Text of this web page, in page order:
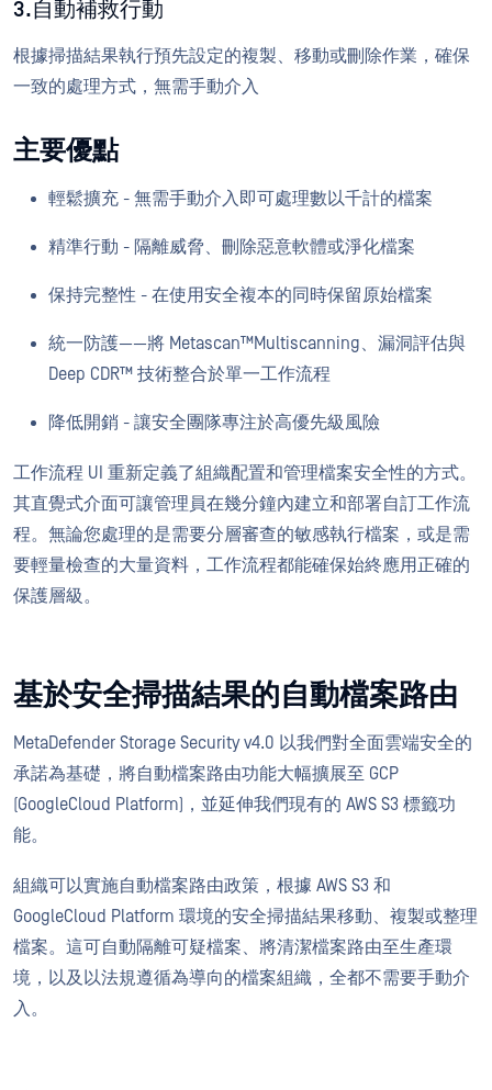
3.自動補救行動
根據掃描結果執行預先設定的複製、移動或刪除作業，確保
一致的處理方式，無需手動介入
主要優點
輕鬆擴充 - 無需手動介入即可處理數以千計的檔案
精準行動 - 隔離威脅、刪除惡意軟體或淨化檔案
保持完整性 - 在使用安全複本的同時保留原始檔案
統一防護——將 Metascan™Multiscanning、漏洞評估與
Deep CDR™ 技術整合於單一工作流程
降低開銷 - 讓安全團隊專注於高優先級風險
工作流程 UI 重新定義了組織配置和管理檔案安全性的方式。
其直覺式介面可讓管理員在幾分鐘內建立和部署自訂工作流
程。無論您處理的是需要分層審查的敏感執行檔案，或是需
要輕量檢查的大量資料，工作流程都能確保始終應用正確的
保護層級。
基於安全掃描結果的自動檔案路由
MetaDefender Storage Security v4.0 以我們對全面雲端安全的
承諾為基礎，將自動檔案路由功能大幅擴展至 GCP
(GoogleCloud Platform)，並延伸我們現有的 AWS S3 標籤功
能。
組織可以實施自動檔案路由政策，根據 AWS S3 和
GoogleCloud Platform 環境的安全掃描結果移動、複製或整理
檔案。這可自動隔離可疑檔案、將清潔檔案路由至生產環
境，以及以法規遵循為導向的檔案組織，全都不需要手動介
入。